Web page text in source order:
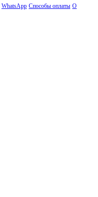
WhatsApp Способы оплаты О